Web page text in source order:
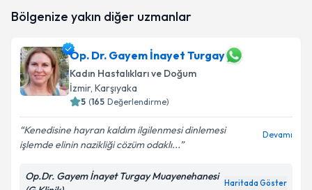
bilgilendireceğiz.
E-posta Adresiniz
Kişisel verilerimin işlenmesine ilişkinAydınlatma
Metni'ni okudum ve kişisel verilerimin belirtilen
kapsamda işlenmesini kabul ediyorum.
Bölgenize yakın diğer uzmanlar
Op. Dr. Gayem İnayet Turgay
Kadın Hastalıkları ve Doğum
İzmir, Karşıyaka
5 (165 Değerlendirme)
Kenedisine hayran kaldım ilgilenmesi dinlemesi
işlemde elinin nazikliği cözüm odaklı...
Devamı
Op.Dr. Gayem İnayet Turgay Muayenehanesi
Haritada Göster